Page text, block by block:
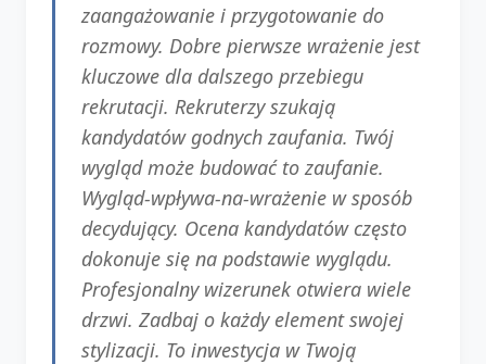
zaangażowanie i przygotowanie do
rozmowy. Dobre pierwsze wrażenie jest
kluczowe dla dalszego przebiegu
rekrutacji. Rekruterzy szukają
kandydatów godnych zaufania. Twój
wygląd może budować to zaufanie.
Wygląd-wpływa-na-wrażenie w sposób
decydujący. Ocena kandydatów często
dokonuje się na podstawie wyglądu.
Profesjonalny wizerunek otwiera wiele
drzwi. Zadbaj o każdy element swojej
stylizacji. To inwestycja w Twoją